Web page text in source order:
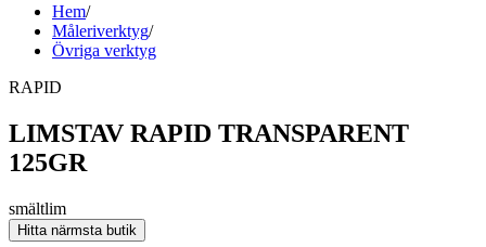
Hem/
Måleriverktyg/
Övriga verktyg
RAPID
LIMSTAV RAPID TRANSPARENT
125GR
smältlim
Hitta närmsta butik